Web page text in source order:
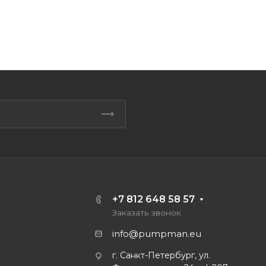
+7 812 648 58 57
Заказать звонок
info@pumpman.eu
г. Санкт-Петербург, ул.